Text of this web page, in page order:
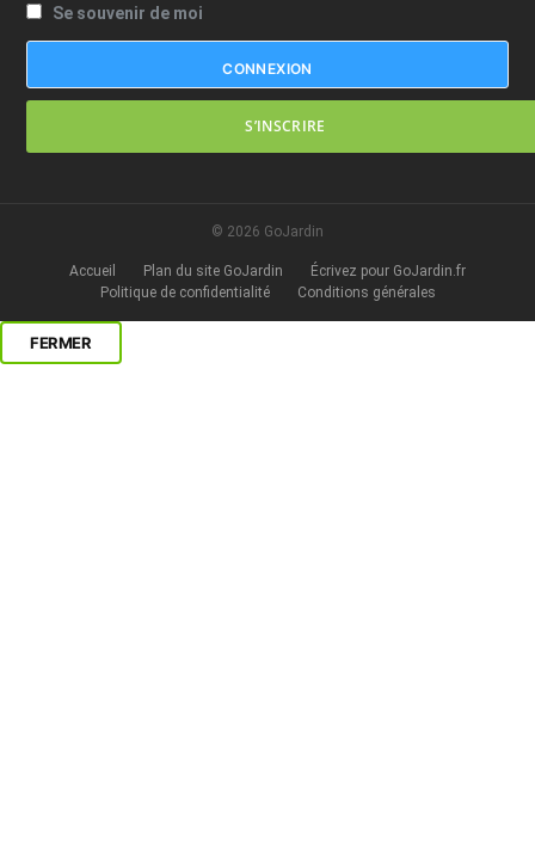
Se souvenir de moi
S’INSCRIRE
© 2026 GoJardin
Accueil Plan du site GoJardin
Écrivez pour GoJardin.fr
Politique de confidentialité
Conditions générales
FERMER